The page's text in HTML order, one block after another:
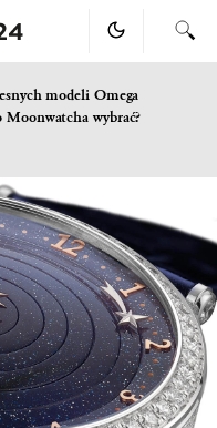
modeli Omega
Moonwatcha wybrać?